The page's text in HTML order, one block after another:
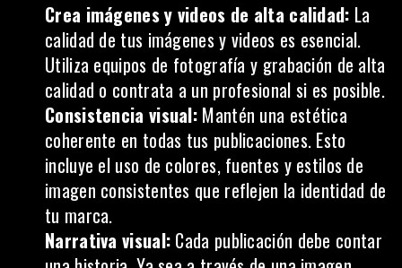
Crea imágenes y videos de alta calidad: La
calidad de tus imágenes y videos es esencial.
Utiliza equipos de fotografía y grabación de alta
calidad o contrata a un profesional si es posible.
Consistencia visual: Mantén una estética
coherente en todas tus publicaciones. Esto
incluye el uso de colores, fuentes y estilos de
imagen consistentes que reflejen la identidad de
tu marca.
Narrativa visual: Cada publicación debe contar